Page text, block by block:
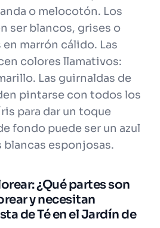
o melocotón. Los
ser blancos, grises o
marrón cálido. Las
colores llamativos:
Las guirnaldas de
pintarse con todos los
para dar un toque
fondo puede ser un azul
blancas esponjosas.
¿Qué partes son
y necesitan
de Té en el Jardín de